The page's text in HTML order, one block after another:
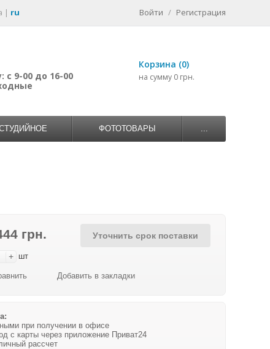
| ru Войти / Регистрация
с 9-00 до 16-00
Корзина (0)
на сумму 0 грн.
ФОТОТОВАРЫ ...
грн.
+ шт
Уточнить срок поставки
Добавить в закладки
при получении в офисе
с карты через приложение Приват24
рассчет